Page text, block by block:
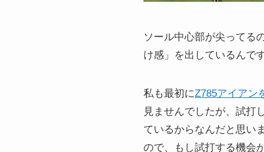
ソール中心部が尖ってる
け感」を出しているんで
私も最初にZ785アイアン
見ませんでしたが、試打
ているからなんだと思い
ので、もし試打する機会